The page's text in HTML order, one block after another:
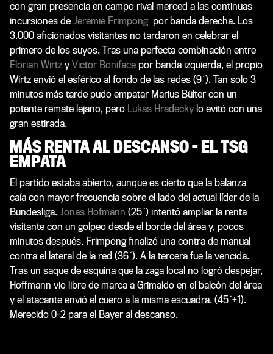
con gran presencia en campo rival merced a las continuas
incursiones de Jeremie Frimpong por banda derecha. Los
3.000 aficionados visitantes no tardaron en celebrar el
primero de los suyos. Tras una perfecta combinación entre
Florian Wirtz y Victor Boniface por banda izquierda, el propio
Wirtz envió el esférico al fondo de las redes (9´). Tan solo 3
minutos más tarde pudo empatar Marius Bülter con un
potente remate lejano, pero Lukas Hradecky lo evitó con una
gran estirada.
MÁS RENTA AL DESCANSO - EL TSG
EMPATA
El partido estaba abierto, aunque es cierto que la balanza
caía con mayor frecuencia sobre el lado del actual líder de la
Bundesliga. Jonas Hofmann (25´) intentó ampliar la renta
visitante con un golpeo desde el borde del área y, pocos
minutos después, Frimpong finalizó una contra de manual
contra el lateral de la red (36´). A la tercera fue la vencida.
Tras un saque de esquina que la zaga local no logró despejar,
Hoffmann vio libre de marca a Grimaldo en el balcón del área
y el atacante envió el cuero a la misma escuadra. (45´+1).
Merecido 0-2 para el Bayer al descanso.